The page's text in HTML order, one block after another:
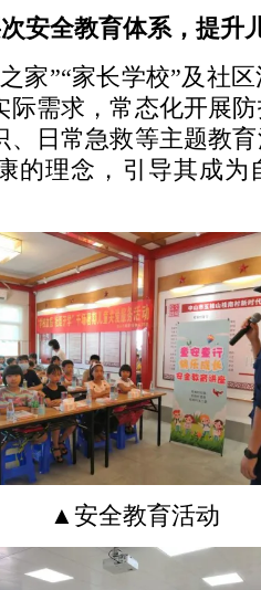
安全教育体系，提升
家”“家长学校”及社
际需求，常态化开展
、日常急救等主题教
的理念，引导其成为
▲安全教育活动